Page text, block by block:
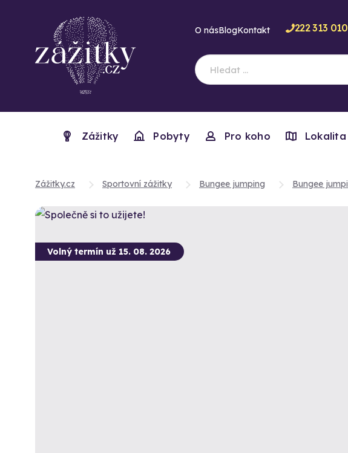
O násBlogKontakt 222 313 010
Zážitky Pobyty Pro koho Lokalita
Zážitky.cz Sportovní zážitky Bungee jumping Bungee
Volný termín už 15. 08. 2026